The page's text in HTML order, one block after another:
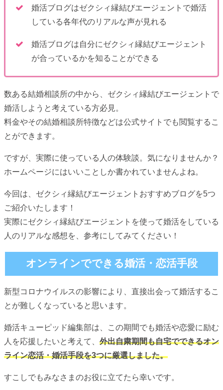
婚活ブログはゼクシィ縁結びエージェントで婚活
している各年代のリアルな声が見れる
婚活ブログは自分にゼクシィ縁結びエージェント
が合っているかを知ることができる
数ある結婚相談所の中から、ゼクシィ縁結びエージェントで
婚活しようと考えている方必見。
料金やその結婚相談所特徴などは公式サイトでも閲覧するこ
とができます。
ですが、実際に使っている人の体験談。気になりませんか？
ホームページにはいいことしか書かれていませんよね。
今回は、ゼクシィ縁結びエージェントおすすめブログを5つ
ご紹介いたします！
実際にゼクシィ縁結びエージェントを使って婚活をしている
人のリアルな感想を、参考にしてみてください！
オンラインでできる婚活・恋活手段
新型コロナウイルスの影響により、直接出会って婚活するこ
とが難しくなっていると思います。
婚活キューピッド編集部は、この期間でも婚活や恋愛に励む
人を応援したいと考えて、 外出自粛期間も自宅でできるオン
ライン恋活・婚活手段を3つに厳選しました。
すこしでもみなさまのお役に立てたら幸いです。